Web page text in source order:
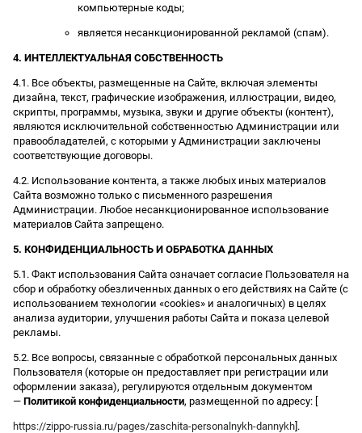
компьютерные коды;
является несанкционированной рекламой (спам).
4. ИНТЕЛЛЕКТУАЛЬНАЯ СОБСТВЕННОСТЬ
4.1. Все объекты, размещенные на Сайте, включая элементы
дизайна, текст, графические изображения, иллюстрации, видео,
скрипты, программы, музыка, звуки и другие объекты (контент),
являются исключительной собственностью Администрации или
правообладателей, с которыми у Администрации заключены
соответствующие договоры.
4.2. Использование контента, а также любых иных материалов
Сайта возможно только с письменного разрешения
Администрации. Любое несанкционированное использование
материалов Сайта запрещено.
5. КОНФИДЕНЦИАЛЬНОСТЬ И ОБРАБОТКА ДАННЫХ
5.1. Факт использования Сайта означает согласие Пользователя на
сбор и обработку обезличенных данных о его действиях на Сайте (с
использованием технологии «cookies» и аналогичных) в целях
анализа аудитории, улучшения работы Сайта и показа целевой
рекламы.
5.2. Все вопросы, связанные с обработкой персональных данных
Пользователя (которые он предоставляет при регистрации или
оформлении заказа), регулируются отдельным документом
— Политикой конфиденциальности, размещенной по адресу: [
https://zippo-russia.ru/pages/zaschita-personalnykh-dannykh ].